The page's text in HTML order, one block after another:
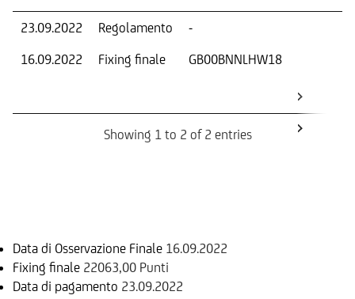
23.09.2022 Regolamento -
16.09.2022
Fixing finale GB00BNNLHW18
Showing 1 to 2 of 2 entries
Data di Osservazione Finale 16.09.2022
Fixing finale 22063,00 Punti
Data di pagamento 23.09.2022